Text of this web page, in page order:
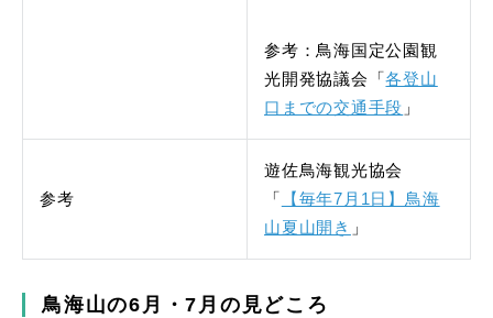
参考：鳥海国定公園観
光開発協議会「各登山
口までの交通手段 」
参考
遊佐鳥海観光協会
「
【毎年7月1日】鳥海
山夏山開き 」
鳥海山の6月・7月の見どころ